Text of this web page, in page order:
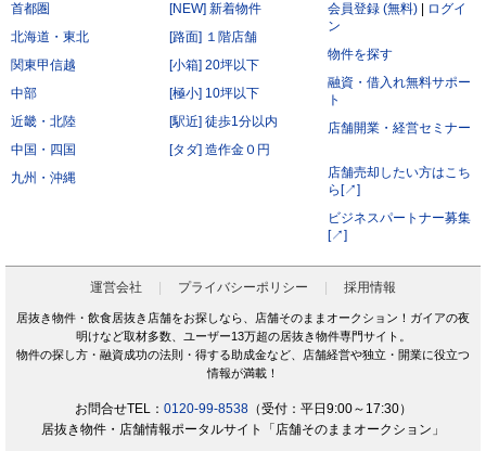
首都圏
北海道・東北
関東甲信越
中部
近畿・北陸
中国・四国
九州・沖縄
[NEW] 新着物件
[路面] １階店舗
[小箱] 20坪以下
[極小] 10坪以下
[駅近] 徒歩1分以内
[タダ] 造作金０円
会員登録 (無料)
ログイ
ン
物件を探す
融資・借入れ無料サポー
ト
店舗開業・経営セミナー
店舗売却したい方はこち
ら[↗]
ビジネスパートナー募集
[↗]
運営会社 プライバシーポリシー 採用情報
居抜き物件・飲食居抜き店舗をお探しなら、店舗そのままオークション！ガイアの夜
明けなど取材多数、ユーザー13万超の居抜き物件専門サイト。
物件の探し方・融資成功の法則・得する助成金など、店舗経営や独立・開業に役立つ
情報が満載！
お問合せTEL： 0120-99-8538（受付：平日9:00～17:30）
居抜き物件・店舗情報ポータルサイト「店舗そのままオークション」